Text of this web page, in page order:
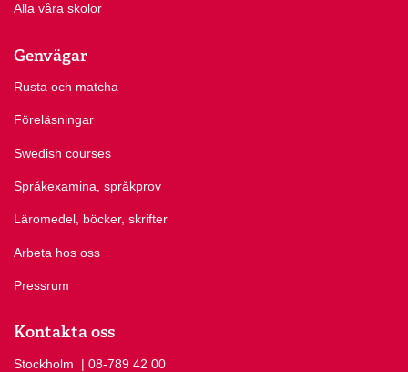
Alla våra skolor
Genvägar
Rusta och matcha
Föreläsningar
Swedish courses
Språkexamina, språkprov
Läromedel, böcker, skrifter
Arbeta hos oss
Pressrum
Kontakta oss
Stockholm Ring Stockholm på
| 08-789 42 00